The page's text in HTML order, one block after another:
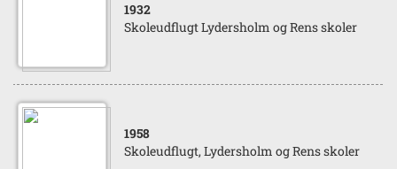
1932
Skoleudflugt Lydersholm og Rens skoler
1958
Skoleudflugt, Lydersholm og Rens skoler